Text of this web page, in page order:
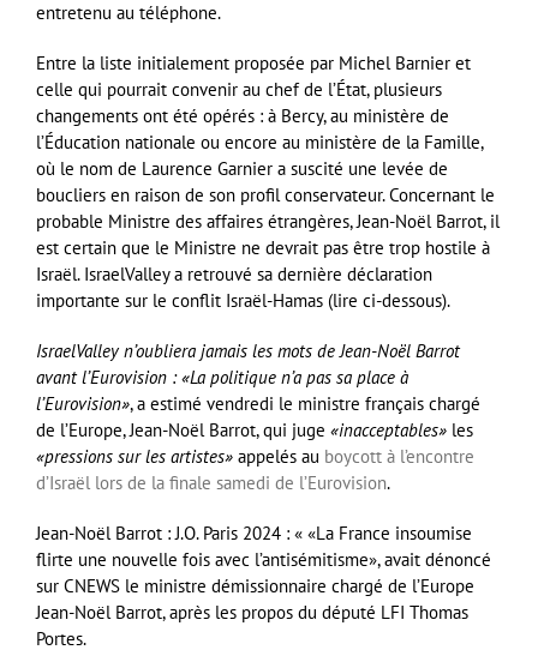
entretenu au téléphone.
Entre la liste initialement proposée par Michel Barnier et
celle qui pourrait convenir au chef de l’État, plusieurs
changements ont été opérés : à Bercy, au ministère de
l’Éducation nationale ou encore au ministère de la Famille,
où le nom de Laurence Garnier a suscité une levée de
boucliers en raison de son profil conservateur. Concernant le
probable Ministre des affaires étrangères, Jean-Noël Barrot, il
est certain que le Ministre ne devrait pas être trop hostile à
Israël. IsraelValley a retrouvé sa dernière déclaration
importante sur le conflit Israël-Hamas (lire ci-dessous).
IsraelValley n’oubliera jamais les mots de Jean-Noël Barrot
avant l’Eurovision : «La politique n’a pas sa place à
l’Eurovision», a estimé vendredi le ministre français chargé
de l’Europe, Jean-Noël Barrot, qui juge «inacceptables» les
«pressions sur les artistes» appelés au boycott à l’encontre
d’Israël lors de la finale samedi de l’Eurovision.
Jean-Noël Barrot : J.O. Paris 2024 : « «La France insoumise
flirte une nouvelle fois avec l’antisémitisme», avait dénoncé
sur CNEWS le ministre démissionnaire chargé de l’Europe
Jean-Noël Barrot, après les propos du député LFI Thomas
Portes.